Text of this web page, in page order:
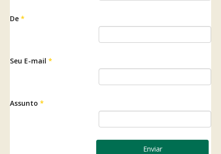
De *
Seu E-mail *
Assunto *
Enviar